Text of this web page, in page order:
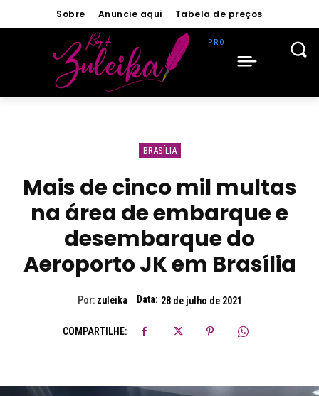
Sobre Anuncie aqui Tabela de preços
BRASÍLIA
Mais de cinco mil multas
na área de embarque e
desembarque do
Aeroporto JK em Brasília
Por: zuleika Data: 28 de julho de 2021
COMPARTILHE: